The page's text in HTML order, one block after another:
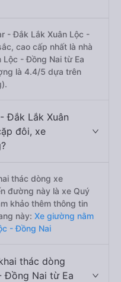
- Đắk Lắk Xuân Lộc -
cao cấp nhất là nhà
Lộc - Đồng Nai từ Ea
là 4.4/5 dựa trên
Đắk Lắk Xuân
đôi, xe
thác dòng xe
đường này là xe Quý
khảo thêm thông tin
này: Xe giường nằm
- Đồng Nai
thác dòng
Đồng Nai từ Ea